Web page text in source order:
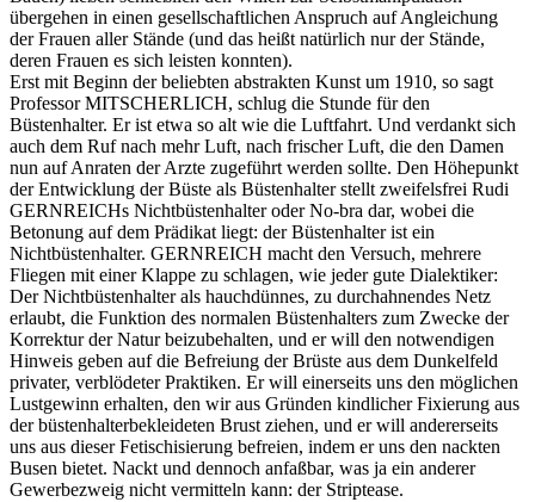
übergehen in einen gesellschaftlichen Anspruch auf Angleichung
der Frauen aller Stände (und das heißt natürlich nur der Stände,
deren Frauen es sich leisten konnten).
Erst mit Beginn der beliebten abstrakten Kunst um 1910, so sagt
Professor MITSCHERLICH, schlug die Stunde für den
Büstenhalter. Er ist etwa so alt wie die Luftfahrt. Und verdankt sich
auch dem Ruf nach mehr Luft, nach frischer Luft, die den Damen
nun auf Anraten der Arzte zugeführt werden sollte. Den Höhepunkt
der Entwicklung der Büste als Büstenhalter stellt zweifelsfrei Rudi
GERNREICHs Nichtbüstenhalter oder No-bra dar, wobei die
Betonung auf dem Prädikat liegt: der Büstenhalter ist ein
Nichtbüstenhalter. GERNREICH macht den Versuch, mehrere
Fliegen mit einer Klappe zu schlagen, wie jeder gute Dialektiker:
Der Nichtbüstenhalter als hauchdünnes, zu durchahnendes Netz
erlaubt, die Funktion des normalen Büstenhalters zum Zwecke der
Korrektur der Natur beizubehalten, und er will den notwendigen
Hinweis geben auf die Befreiung der Brüste aus dem Dunkelfeld
privater, verblödeter Praktiken. Er will einerseits uns den möglichen
Lustgewinn erhalten, den wir aus Gründen kindlicher Fixierung aus
der büstenhalterbekleideten Brust ziehen, und er will andererseits
uns aus dieser Fetischisierung befreien, indem er uns den nackten
Busen bietet. Nackt und dennoch anfaßbar, was ja ein anderer
Gewerbezweig nicht vermitteln kann: der Striptease.